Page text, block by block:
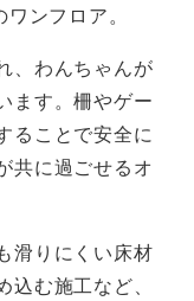
ンフロア。
、わんちゃんが
ます。柵やゲー
ることで安全に
共に過ごせるオ
滑りにくい床材
む施工など、